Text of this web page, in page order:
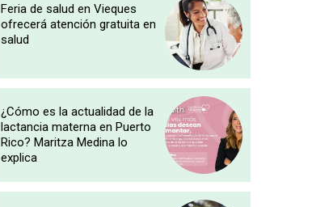
Feria de salud en Vieques
ofrecerá atención gratuita en
salud
¿Cómo es la actualidad de la
lactancia materna en Puerto
Rico? Maritza Medina lo
explica